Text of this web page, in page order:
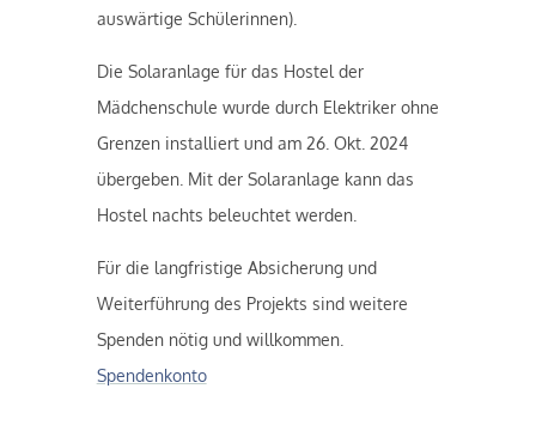
auswärtige Schülerinnen).
Die Solaranlage für das Hostel der
Mädchenschule wurde durch Elektriker ohne
Grenzen installiert und am 26. Okt. 2024
übergeben. Mit der Solaranlage kann das
Hostel nachts beleuchtet werden.
Für die langfristige Absicherung und
Weiterführung des Projekts sind weitere
Spenden nötig und willkommen.
Spendenkonto